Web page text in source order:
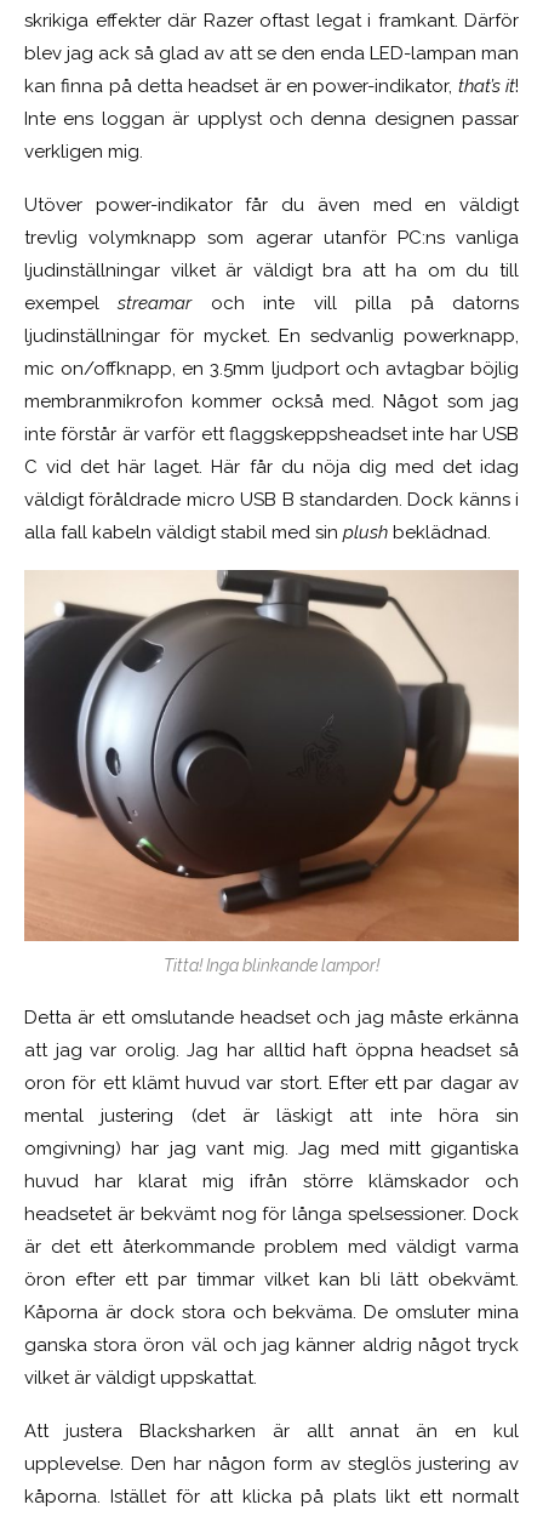
skrikiga effekter där Razer oftast legat i framkant. Därför
blev jag ack så glad av att se den enda LED-lampan man
kan finna på detta headset är en power-indikator, that’s it!
Inte ens loggan är upplyst och denna designen passar
verkligen mig.
Utöver power-indikator får du även med en väldigt
trevlig volymknapp som agerar utanför PC:ns vanliga
ljudinställningar vilket är väldigt bra att ha om du till
exempelstreamaroch inte vill pilla på datorns
ljudinställningar för mycket. En sedvanlig powerknapp,
mic on/offknapp, en 3.5mm ljudport och avtagbar böjlig
membranmikrofon kommer också med. Något som jag
inte förstår är varför ett flaggskeppsheadset inte har USB
C vid det här laget. Här får du nöja dig med det idag
väldigt föråldrade micro USB B standarden. Dock känns i
alla fall kabeln väldigt stabil med sin plush beklädnad.
Titta! Inga blinkande lampor!
Detta är ett omslutande headset och jag måste erkänna
att jag var orolig. Jag har alltid haft öppna headset så
oron för ett klämt huvud var stort. Efter ett par dagar av
mental justering (det är läskigt att inte höra sin
omgivning) har jag vant mig. Jag med mitt gigantiska
huvud har klarat mig ifrån större klämskador och
headsetet är bekvämt nog för långa spelsessioner. Dock
är det ett återkommande problem med väldigt varma
öron efter ett par timmar vilket kan bli lätt obekvämt.
Kåporna är dock stora och bekväma. De omsluter mina
ganska stora öron väl och jag känner aldrig något tryck
vilket är väldigt uppskattat.
Att justera Blacksharken är allt annat än en kul
upplevelse. Den har någon form av steglös justering av
kåporna. Istället för att klicka på plats likt ett normalt